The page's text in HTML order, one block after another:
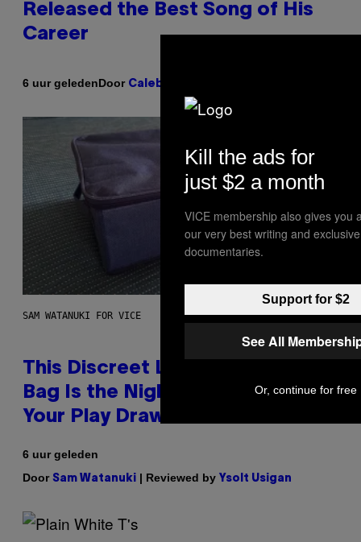
Released the Best Song of His
Career
6 uur geledenDoor Caleb Catlin
SAM WATANUKI FOR VICE
This Discreet Lockable Sex Toy
Bag Is the Nightstand Upgrade
Your Play Drawer Needs
6 uur geleden
Door Sam Watanuki | Reviewed by Ysolt Usigan
Kill the ads for
just $2 a month
VICE membership also gives you
our very best writing and
documentaries.
Support for $2
See All
Or, continue for free